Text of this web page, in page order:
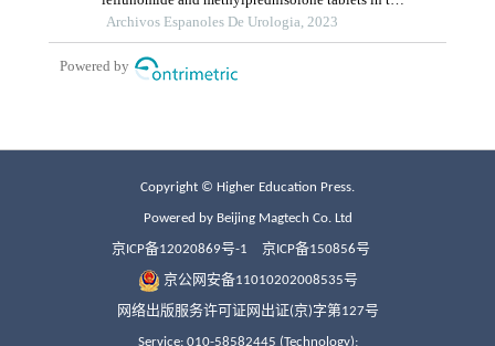
Copyright © Higher Education Press.
Powered by Beijing Magtech Co. Ltd
京ICP备12020869号-1 京ICP备150856号
京公网安备11010202008535号
网络出版服务许可证网出证(京)字第127号
Service: 010-58582445 (Technology);